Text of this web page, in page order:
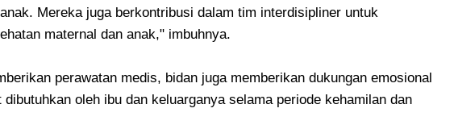
Mereka juga berkontribusi dalam tim interdisipliner untuk
maternal dan anak," imbuhnya.
perawatan medis, bidan juga memberikan dukungan emosional
oleh ibu dan keluarganya selama periode kehamilan dan